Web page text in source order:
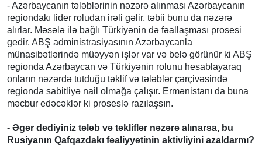
- Azərbaycanın tələblərinin nəzərə alınması Azərbaycanın
regiondakı lider roludan irəli gəlir, təbii bunu da nəzərə
alırlar. Məsələ ilə bağlı Türkiyənin də fəallaşması prosesi
gedir. ABŞ administrasiyasının Azərbaycanla
münasibətlərində müəyyən işlər var və belə görünür ki ABŞ
regionda Azərbaycan və Türkiyənin rolunu hesablayaraq
onların nəzərdə tutduğu təklif və tələblər çərçivəsində
regionda sabitliyə nail olmağa çalışır. Ermənistanı da buna
məcbur edəcəklər ki proseslə razılaşsın.
- Əgər dediyiniz tələb və təkliflər nəzərə alınarsa, bu
Rusiyanın Qafqazdakı fəaliyyətinin aktivliyini azaldarmı?